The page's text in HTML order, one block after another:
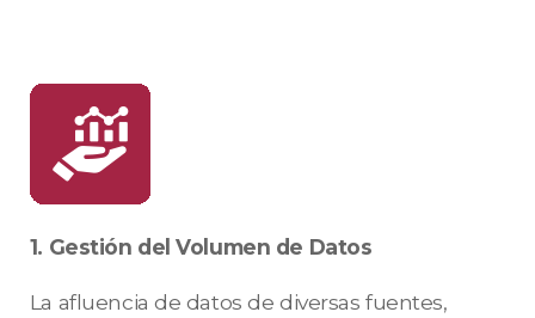
1. Gestión del Volumen de Datos
La afluencia de datos de diversas fuentes,